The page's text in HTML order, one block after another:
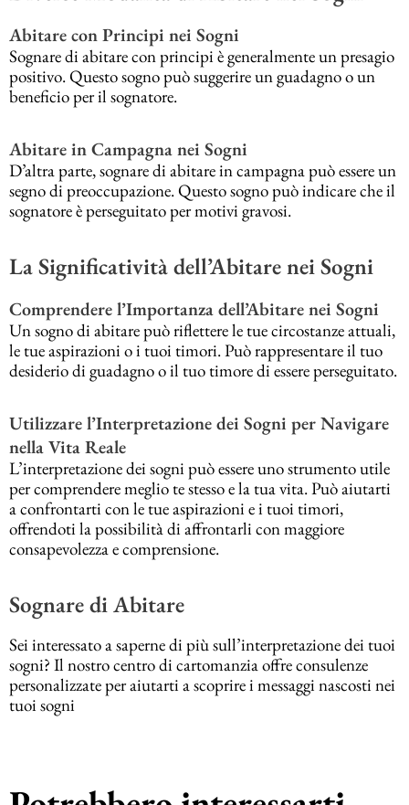
Abitare con Principi nei Sogni
Sognare di abitare con principi è generalmente un presagio
positivo. Questo sogno può suggerire un guadagno o un
beneficio per il sognatore.
Abitare in Campagna nei Sogni
D’altra parte, sognare di abitare in campagna può essere un
segno di preoccupazione. Questo sogno può indicare che il
sognatore è perseguitato per motivi gravosi.
La Significatività dell’Abitare nei Sogni
Comprendere l’Importanza dell’Abitare nei Sogni
Un sogno di abitare può riflettere le tue circostanze attuali,
le tue aspirazioni o i tuoi timori. Può rappresentare il tuo
desiderio di guadagno o il tuo timore di essere perseguitato.
Utilizzare l’Interpretazione dei Sogni per Navigare
nella Vita Reale
L’interpretazione dei sogni può essere uno strumento utile
per comprendere meglio te stesso e la tua vita. Può aiutarti
a confrontarti con le tue aspirazioni e i tuoi timori,
offrendoti la possibilità di affrontarli con maggiore
consapevolezza e comprensione.
Sognare di Abitare
Sei interessato a saperne di più sull’interpretazione dei tuoi
sogni? Il nostro centro di cartomanzia offre consulenze
personalizzate per aiutarti a scoprire i messaggi nascosti nei
tuoi sogni